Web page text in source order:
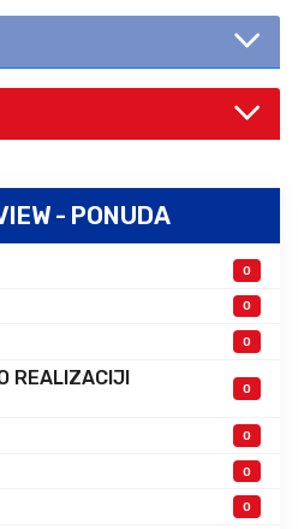
- PONUDA
0
0
0
REALIZACIJI
0
0
0
0